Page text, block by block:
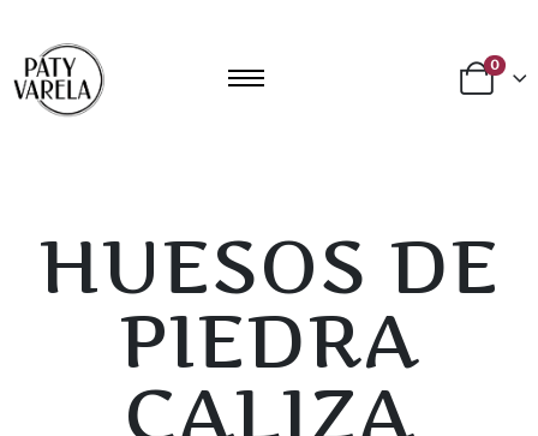
0
HUESOS DE
PIEDRA
CALIZA